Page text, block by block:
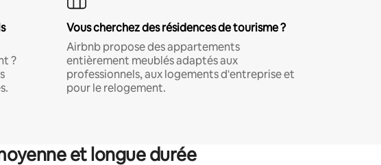
?
Vous cherchez des résidences de tourisme ?
Airbnb propose des appartements
entièrement meublés adaptés aux
professionnels, aux logements d'entreprise et
pour le relogement.
et longue durée